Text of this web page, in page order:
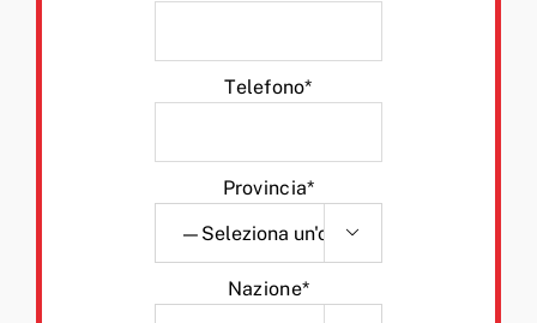
Telefono*
Provincia*

Nazione*